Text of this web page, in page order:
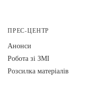
ПРЕС-ЦЕНТР
Анонси
Робота зі ЗМІ
Розсилка матеріалів